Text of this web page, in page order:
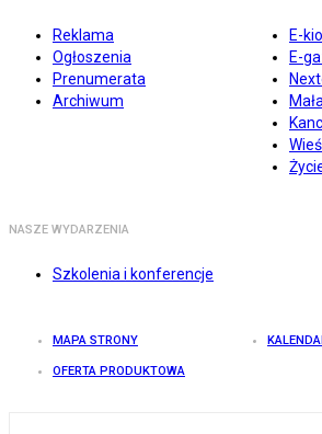
Reklama
Ogłoszenia
Prenumerata
Archiwum
E-
E-
NASZE WYDARZENIA
Szkolenia i konferencje
MAPA STRONY
OFERTA PRODUKTOWA